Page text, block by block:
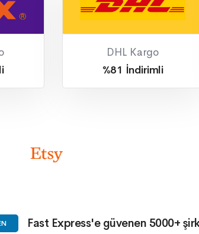
DHL Kargo
%81 İndirimli
Fast Express'e güvenen 5000+